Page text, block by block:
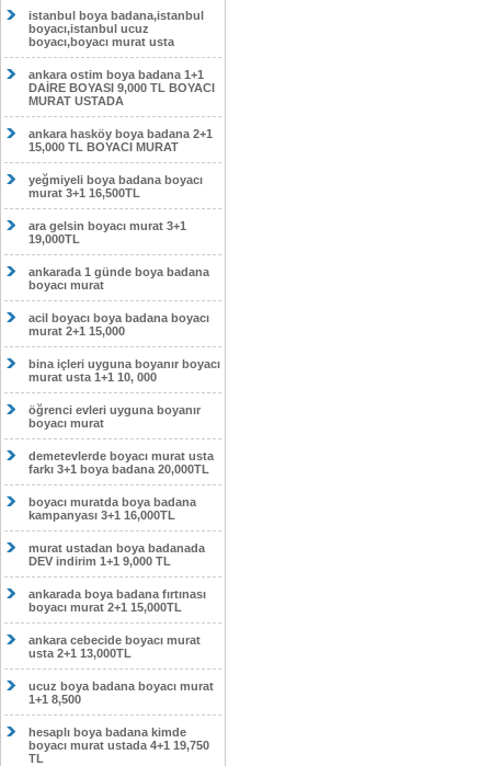
istanbul boya badana,istanbul
boyacı,istanbul ucuz
boyacı,boyacı murat usta
ankara ostim boya badana 1+1
DAİRE BOYASI 9,000 TL BOYACI
MURAT USTADA
ankara hasköy boya badana 2+1
15,000 TL BOYACI MURAT
yeğmiyeli boya badana boyacı
murat 3+1 16,500TL
ara gelsin boyacı murat 3+1
19,000TL
ankarada 1 günde boya badana
boyacı murat
acil boyacı boya badana boyacı
murat 2+1 15,000
bina içleri uyguna boyanır boyacı
murat usta 1+1 10, 000
öğrenci evleri uyguna boyanır
boyacı murat
demetevlerde boyacı murat usta
farkı 3+1 boya badana 20,000TL
boyacı muratda boya badana
kampanyası 3+1 16,000TL
murat ustadan boya badanada
DEV indirim 1+1 9,000 TL
ankarada boya badana fırtınası
boyacı murat 2+1 15,000TL
ankara cebecide boyacı murat
usta 2+1 13,000TL
ucuz boya badana boyacı murat
1+1 8,500
hesaplı boya badana kimde
boyacı murat ustada 4+1 19,750
TL